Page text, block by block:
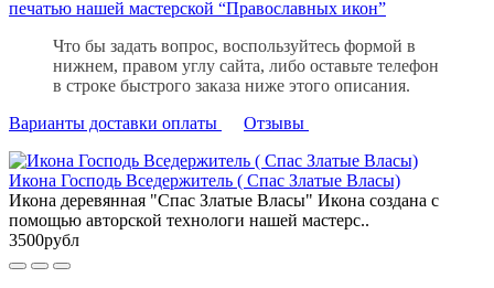
печатью нашей мастерской “Православных икон”
Что бы задать вопрос, воспользуйтесь формой в
нижнем, правом углу сайта, либо оставьте телефон
в строке быстрого заказа ниже этого описания.
Варианты доставки оплаты
Отзывы
Икона Господь Вседержитель ( Спас Златые Власы)
Икона деревянная "Спас Златые Власы" Икона создана с
помощью авторской технологи нашей мастерс..
3500рубл